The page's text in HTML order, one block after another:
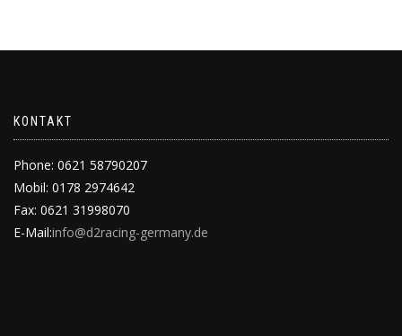
KONTAKT
Phone: 0621 58790207
Mobil: 0178 2974642
Fax: 0621 31998070
E-Mail:info@d2racing-germany.de